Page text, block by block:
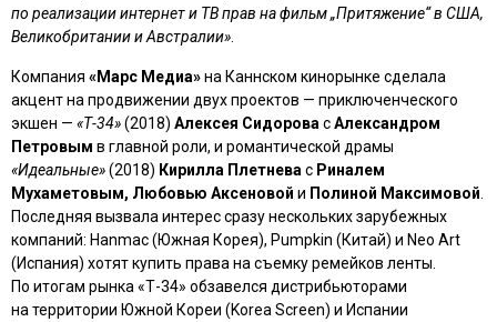
по реализации интернет и ТВ прав на фильм „Притяжение“ в США,
Великобритании и Австралии»
Компания «Марс Медиа»на Каннском кинорынке сделала
акцент на продвижении двух проектов — приключенческого
экшен — «Т-34»(2018) Алексея Сидорова сАлександром
Петровым в главной роли, и романтической драмы
«Идеальные»(2018) Кирилла Плетнева с Риналем
Мухаметовым, Любовью Аксеновой и Полиной Максимовой
Последняя вызвала интерес сразу нескольких зарубежных
компаний: Hanmac (Южная Корея), Pumpkin (Китай) и Neo Art
(Испания) хотят купить права на съемку ремейков ленты.
По итогам рынка «Т-34» обзавелся дистрибьюторами
на территории Южной Кореи (Korea Screen) и Испании